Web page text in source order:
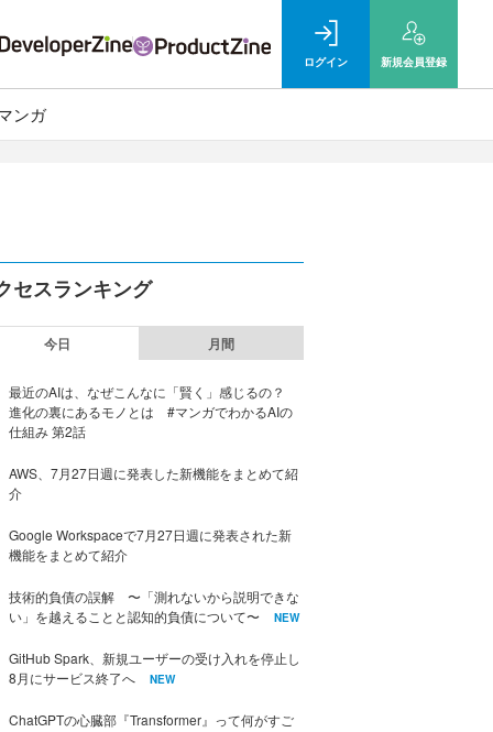
ログイン 新規会員登録
ンガ
セスランキング
今日 月間
最近のAIは、なぜこんなに「賢く」感じるの？
進化の裏にあるモノとは #マンガでわかるAIの
仕組み 第2話
AWS、7月27日週に発表した新機能をまとめて紹
介
Google Workspaceで7月27日週に発表された新
機能をまとめて紹介
技術的負債の誤解 〜「測れないから説明できな
い」を越えることと認知的負債について〜
NEW
GitHub Spark、新規ユーザーの受け入れを停止し
8月にサービス終了へ
NEW
ChatGPTの心臓部『Transformer』って何がすご